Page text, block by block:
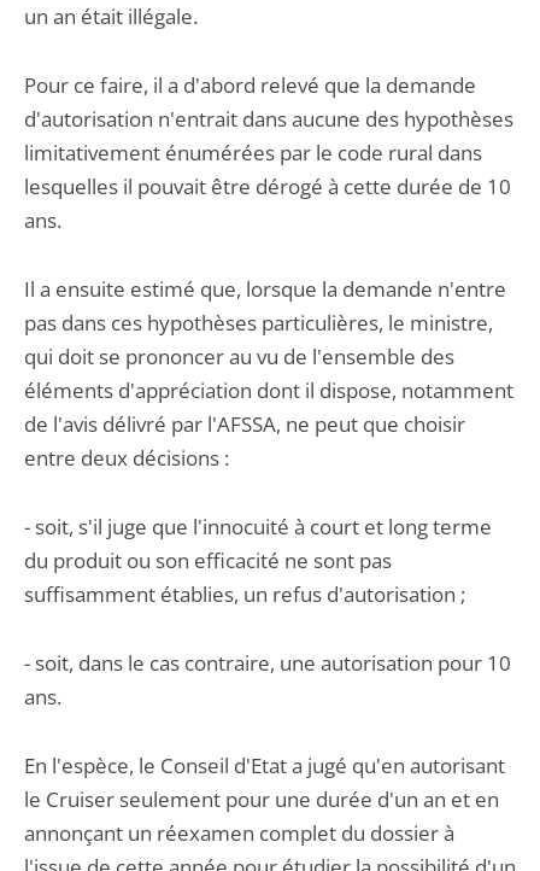
un an était illégale.
Pour ce faire, il a d'abord relevé que la demande
d'autorisation n'entrait dans aucune des hypothèses
limitativement énumérées par le code rural dans
lesquelles il pouvait être dérogé à cette durée de 10
ans.
Il a ensuite estimé que, lorsque la demande n'entre
pas dans ces hypothèses particulières, le ministre,
qui doit se prononcer au vu de l'ensemble des
éléments d'appréciation dont il dispose, notamment
de l'avis délivré par l'AFSSA, ne peut que choisir
entre deux décisions :
- soit, s'il juge que l'innocuité à court et long terme
du produit ou son efficacité ne sont pas
suffisamment établies, un refus d'autorisation ;
- soit, dans le cas contraire, une autorisation pour 10
ans.
En l'espèce, le Conseil d'Etat a jugé qu'en autorisant
le Cruiser seulement pour une durée d'un an et en
annonçant un réexamen complet du dossier à